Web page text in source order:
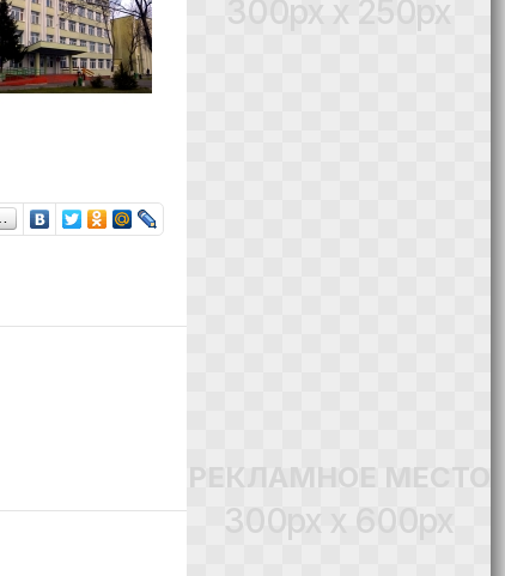
300px x 250px
РЕКЛАМНОЕ МЕСТО
300px x 600px